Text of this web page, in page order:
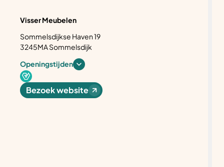
Visser Meubelen
Sommelsdijkse Haven 19
3245MA Sommelsdijk
Openingstijden
Bezoek website